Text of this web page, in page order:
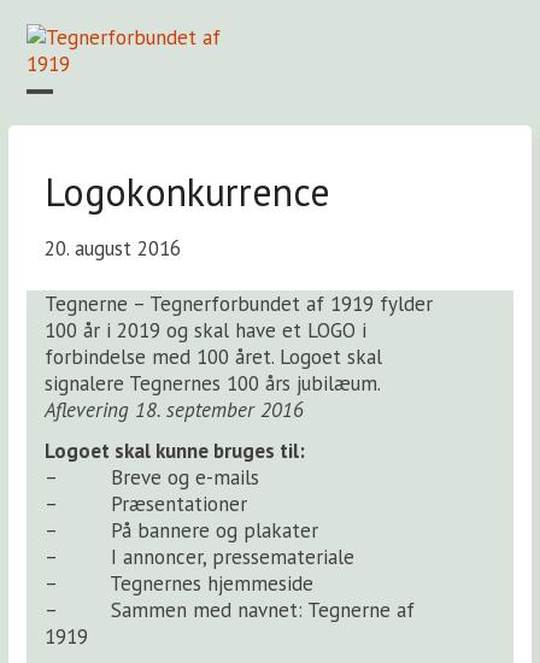
content
Logokonkurrence
20. august 2016
Tegnerne – Tegnerforbundet af 1919 fylder
100 år i 2019 og skal have et LOGO i
forbindelse med 100 året. Logoet skal
signalere Tegnernes 100 års jubilæum.
Aflevering 18. september 2016
Logoet skal kunne bruges til:
– Breve og e-mails
– Præsentationer
– På bannere og plakater
– I annoncer, pressemateriale
– Tegnernes hjemmeside
– Sammen med navnet: Tegnerne af
1919